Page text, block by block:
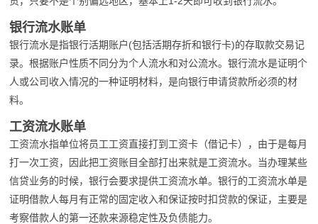
银行流水账单
银行流水是指银行活期账户(包括活期存折和银行卡)的存取款交易记
录。根据账户性质不同分为个人流水和对公流水。银行流水是证明个
人或公司收入情况的一种证明材料，是向银行申请贷款所必须的材
料。
工资流水账单
工资流水指单位将员工工资直接打到工资卡（借记卡），由于是每月
打一次工资，因此把工资账目全部打出来就是工资流水。当办理某些
信贷业务的时候，银行会要求提供工资流水单。银行的工资流水单是
证明借款人每月有正常的固定收入和保证按时扣贷款的保证，主要是
考察借款人的第一还款来源稳定性及负债能力。